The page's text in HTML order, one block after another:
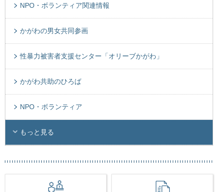
NPO・ボランティア関連情報
かがわの男女共同参画
性暴力被害者支援センター「オリーブかがわ」
かがわ共助のひろば
NPO・ボランティア
もっと見る